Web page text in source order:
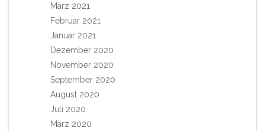
März 2021
Februar 2021
Januar 2021
Dezember 2020
November 2020
September 2020
August 2020
Juli 2020
März 2020